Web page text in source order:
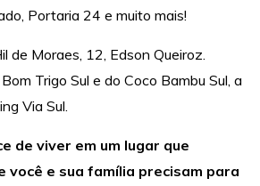
Portaria 24 e muito mais!
de Moraes, 12, Edson Queiroz.
Trigo Sul e do Coco Bambu Sul, a
Via Sul.
de viver em um lugar que
você e sua família precisam para